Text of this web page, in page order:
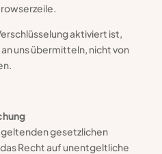
aktiviert ist,
uns übermitteln, nicht von
geltenden gesetzlichen
Recht auf unentgeltliche